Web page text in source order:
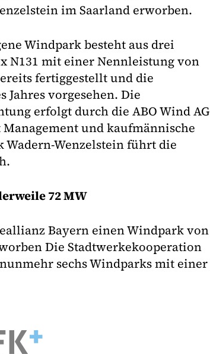
im Saarland erworben.
Windpark besteht aus drei
N131 mit einer Nennleistung von
fertiggestellt und die
Jahres vorgesehen. Die
erfolgt durch die ABO Wind AG
Management und kaufmännische
Wenzelstein führt die
72 MW
Bayern einen Windpark von
Die Stadtwerkekooperation
sechs Windparks mit einer